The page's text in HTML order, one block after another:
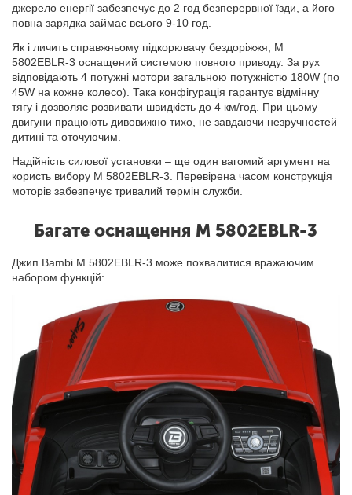
джерело енергії забезпечує до 2 год безперервної їзди, а його
повна зарядка займає всього 9-10 год.
Як і личить справжньому підкорювачу бездоріжжя, M
5802EBLR-3 оснащений системою повного приводу. За рух
відповідають 4 потужні мотори загальною потужністю 180W (по
45W на кожне колесо). Така конфігурація гарантує відмінну
тягу і дозволяє розвивати швидкість до 4 км/год. При цьому
двигуни працюють дивовижно тихо, не завдаючи незручностей
дитині та оточуючим.
Надійність силової установки – ще один вагомий аргумент на
користь вибору M 5802EBLR-3. Перевірена часом конструкція
моторів забезпечує тривалий термін служби.
Багате оснащення M 5802EBLR-3
Джип Bambi M 5802EBLR-3 може похвалитися вражаючим
набором функцій: